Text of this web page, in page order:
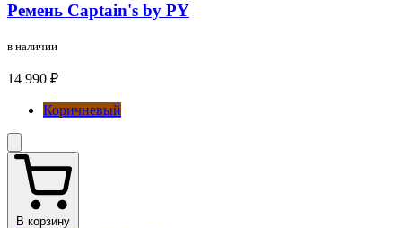
Ремень Captain's by PY
в наличии
14 990 ₽
Коричневый
В корзину